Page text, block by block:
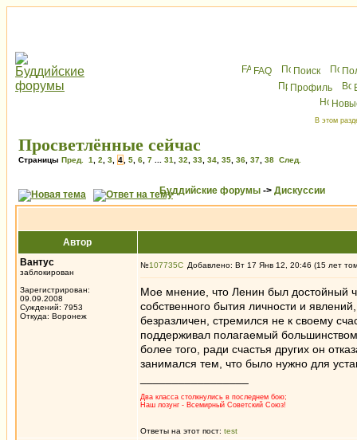
FAQ Поиск
Профиль
В этом
Просветлённые сейчас
Страницы Пред. 1 2 3 4 5 6 7 31 32 33 34 35 36 37 38 След.
Буддийские форумы -> Дискуссии
Автор
Вантус
заблокирован
Зарегистрирован:
09.09.2008
Суждений: 7953
Откуда: Воронеж
№107735 Добавлено: Вт 17 Янв 12, 20:46 (15 лет
Мое мнение, что Ленин был достойный
собственного бытия личности и
безразличен, стремился не к своему
поддерживал полагаемый
более того, ради счастья других он
занимался тем, что было нужно для
Два класса столкнулись в последнем бою;
Наш лозунг - Всемирный Советский Союз!
Ответы на этот пост: test